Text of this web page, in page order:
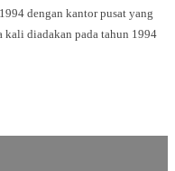
dengan kantor pusat yang
kali diadakan pada tahun 1994